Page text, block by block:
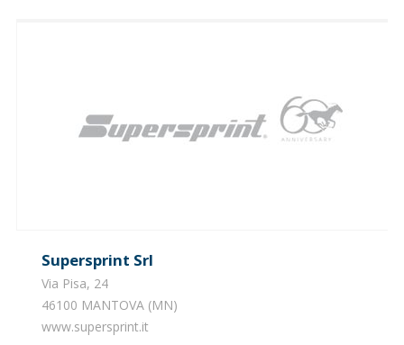
Supersprint Srl
Via Pisa, 24
46100 MANTOVA (MN)
​www.supersprint.it